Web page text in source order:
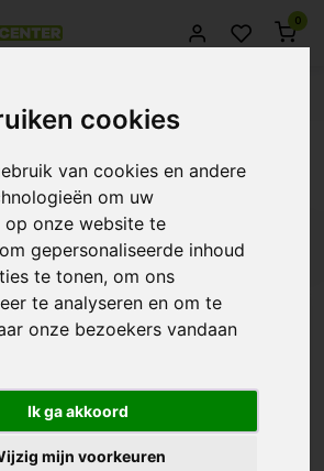
cookies
van cookies en andere
om uw
op onze website te
gepersonaliseerde inhoud
te tonen, om ons
te analyseren en om te
onze bezoekers vandaan
Ik ga akkoord
mijn voorkeuren
0
met smell enchancer
€52,59